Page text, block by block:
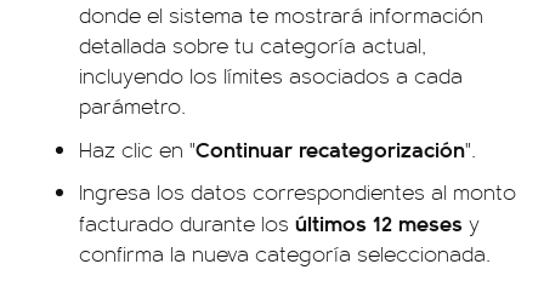
donde el sistema te mostrará información
detallada sobre tu categoría actual,
incluyendo los límites asociados a cada
parámetro.
Haz clic en "Continuar recategorización".
Ingresa los datos correspondientes al monto
facturado durante los últimos 12 meses y
confirma la nueva categoría seleccionada.